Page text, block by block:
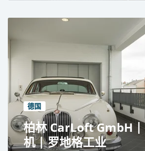
109 个停车位
2 个车厢
德国
柏林 CarLoft GmbH |
机 | 罗地格工业